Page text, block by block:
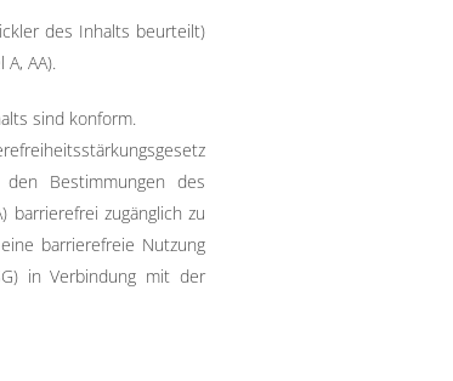
des Inhalts beurteilt)
AA).
sind konform.
Bestimmungen des
barrierefrei zugänglich zu
barrierefreie Nutzung
in Verbindung mit der